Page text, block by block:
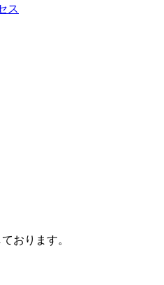
ス
おります。